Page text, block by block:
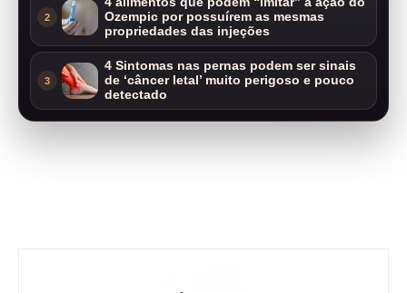
2
Ozempic por possuírem as mesmas
propriedades das injeções
3
4 Sintomas nas pernas podem ser sinais
de ‘câncer letal’ muito perigoso e pouco
detectado